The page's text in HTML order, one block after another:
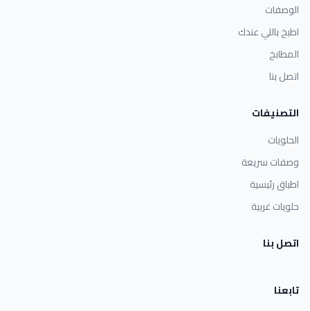
الوصفات
اطبخ باللي عندك
المطابخ
اتصل بنا
التصنيفات
الحلويات
وصفات سريعة
اطباق رئيسية
حلويات غربية
اتصل بنا
تابعنا